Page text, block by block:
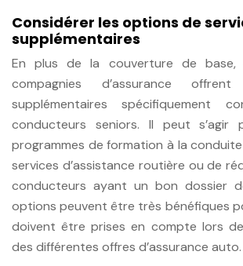
Considérer les options de
supplémentaires
En plus de la couverture de base,
compagnies d’assurance
supplémentaires spécifiquement
conducteurs seniors. Il peut s’agir
programmes de formation à la
services d’assistance routière ou de
conducteurs ayant un bon dossier
options peuvent être très bénéfiques
doivent être prises en compte lors
des différentes offres d’assurance auto.